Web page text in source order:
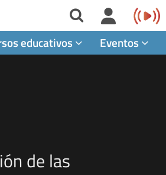
educativos Eventos
de las